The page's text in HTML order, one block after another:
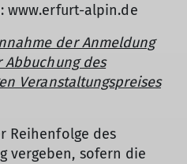
www.erfurt-alpin.de
der Anmeldung
des
Veranstaltungspreises
Reihenfolge des
vergeben, sofern die